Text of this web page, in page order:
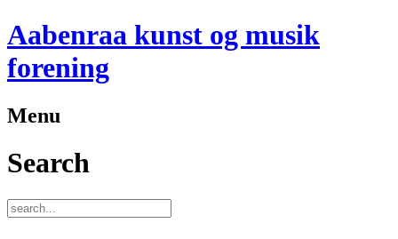
Aabenraa kunst og musik
forening
Menu
Search